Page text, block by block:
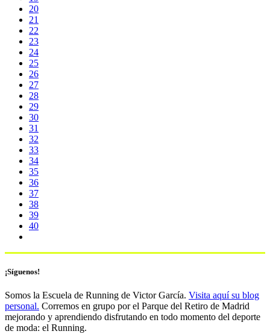
20
21
22
23
24
25
26
27
28
29
30
31
32
33
34
35
36
37
38
39
40
¡Síguenos!
Somos la Escuela de Running de Victor García. Visita aquí su blog
personal. Corremos en grupo por el Parque del Retiro de Madrid
mejorando y aprendiendo disfrutando en todo momento del deporte
de moda: el Running.